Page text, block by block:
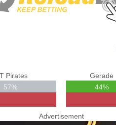
Pirates
57%
Gerade
44%
Advertisement